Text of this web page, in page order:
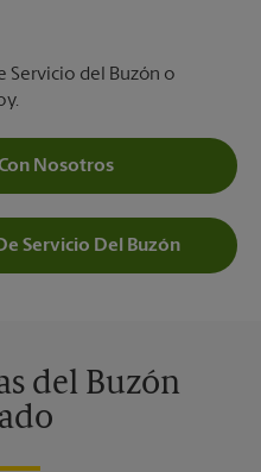
Servicio del Buzón o
Nosotros
Servicio Del Buzón
del Buzón